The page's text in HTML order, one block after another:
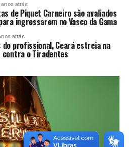
anos atrás
de Piquet Carneiro são avaliados
ingressarem no Vasco da Gama
atrás
do profissional, Ceará estreia na
contra o Tiradentes